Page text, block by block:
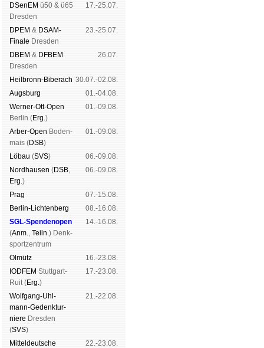
DSenEM ü50 & ü65
Dres­den
17.-25.07.
DPEM & DSAM-
Finale Dres­den
23.-25.07.
DBEM & DFBEM
Dres­den
26.07.
Heil­bronn-Bi­ber­ach 30.07.-02.08.
Augs­burg
01.-04.08.
Werner-Ott-Open
Ber­lin (Erg.)
01.-09.08.
Arber-Open Boden­
mais (DSB)
01.-09.08.
Lö­bau (SVS)
06.-09.08.
Nord­hau­sen (DSB,
Erg.)
06.-09.08.
Prag
07.-15.08.
Berlin-Lich­ten­berg
08.-16.08.
SGL-Spenden­open
(Anm., Teiln.) Denk­
sport­zen­trum
14.-16.08.
Ol­mütz
16.-23.08.
IODFEM Stutt­gart-
Ruit (Erg.)
17.-23.08.
Wolf­gang-Uhl­
mann-Ge­denk­tur­
niere Dres­den
(SVS)
21.-22.08.
Mit­tel­deu­tsche 22.-23.08.